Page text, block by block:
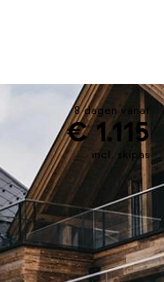
8 dagen vanaf
€ 1.115
incl. skipas